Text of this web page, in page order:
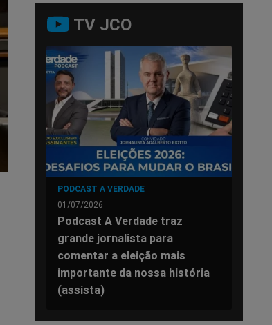
TV JCO
PODCAST A VERDADE
01/07/2026
Podcast A Verdade traz
grande jornalista para
comentar a eleição mais
importante da nossa história
(assista)